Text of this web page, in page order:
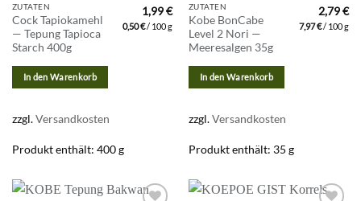
ZUTATEN
Cock Tapiokamehl
— Tepung Tapioca
Starch 400g
1,99€
0,50€/ 100g
In den Warenkorb
zzgl.Versandkosten
Produkt enthält: 400g
ZUTATEN
Kobe BonCabe
Level 2 Nori —
Meeresalgen 35g
2,79€
7,97€/ 100g
In den Warenkorb
zzgl.Versandkosten
Produkt enthält: 35 g